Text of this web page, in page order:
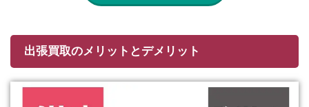
出張買取のメリットとデメリット